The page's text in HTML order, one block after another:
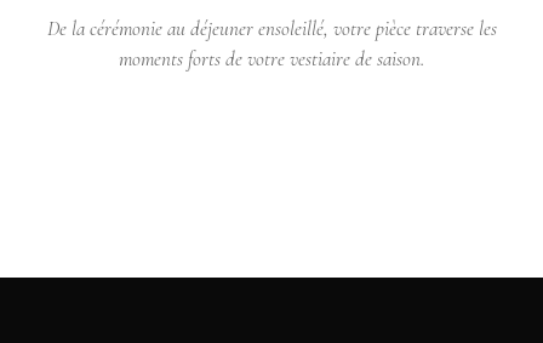
De la cérémonie au déjeuner ensoleillé, votre pièce traverse les
moments forts de votre vestiaire de saison.
Week-enden ville Bureaucasual